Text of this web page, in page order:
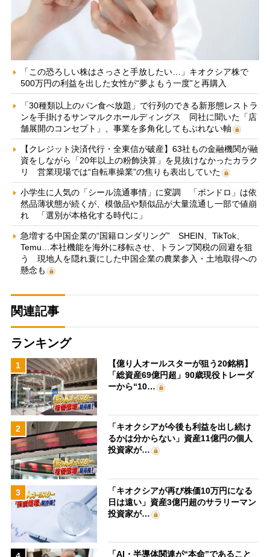
「この恐ろしい株はさっさと手放したい…」キオクシア株で
500万円の利益を出した女性が“夢よもう一度”と再購入
「30種類以上のパン食べ放題」で行列のできる新形態レストラ
ンを手掛けるサンマルクホールディングス 同社に聞いた「店
舗展開のコンセプト」、事業を多角化してもぶれない軸
【クレジット決済代行・全東信が破産】63社もの金融機関が融
資をしながら「20年以上の粉飾決算」を見抜けなかったカラク
リ 営業現場では“自転車操業”の焦りも表出していた
小学生に人気の「シール流通事情」に変調 「ボンドロ」は依
然品薄状態が続くが、模倣品や類似品が大量流通し一部で値崩
れ 「選別が本格化する時代に」
急増する中国企業の“国籍ロンダリング” SHEIN、TikTok、
Temu…本社機能を海外に移転させ、トランプ関税の回避を狙
う 現地人を隠れ蓑にした中国企業の農業参入・土地取得への
懸念も
関連記事
ランキング
1
【億り人オールスターが狙う20銘柄】
「総資産69億円超」90歳現役トレーダ
ーから“10…
2
「キオクシアが今後も利益を出し続け
るかは分からない」資産11億円の個人
投資家が…
3
「キオクシアが再び株価10万円になる
日は遠い」資産3億円超のサラリーマン
投資家が…
「AI・半導体関連が“本命”であること